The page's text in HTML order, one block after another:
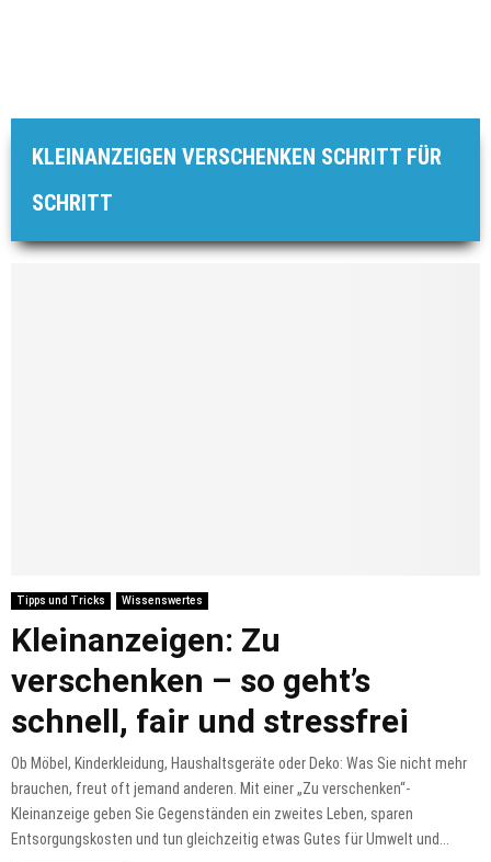
KLEINANZEIGEN VERSCHENKEN SCHRITT FÜR
SCHRITT
Tipps und Tricks Wissenswertes
Kleinanzeigen: Zu
verschenken – so geht’s
schnell, fair und stressfrei
Ob Möbel, Kinderkleidung, Haushaltsgeräte oder Deko: Was Sie nicht mehr
brauchen, freut oft jemand anderen. Mit einer „Zu verschenken“-
Kleinanzeige geben Sie Gegenständen ein zweites Leben, sparen
Entsorgungskosten und tun gleichzeitig etwas Gutes für Umwelt und...